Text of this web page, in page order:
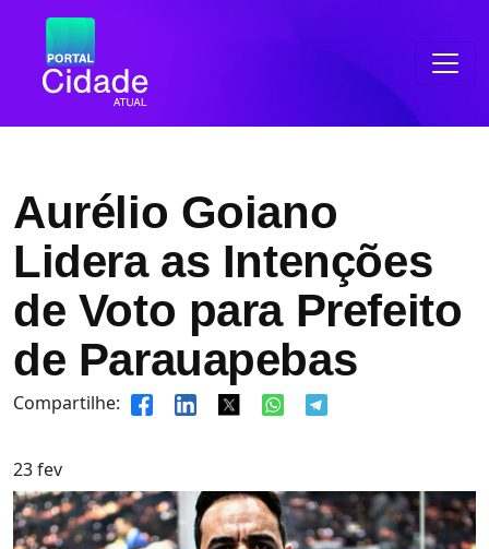
Aurélio Goiano
Lidera as Intenções
de Voto para Prefeito
de Parauapebas
Compartilhe:
23fev